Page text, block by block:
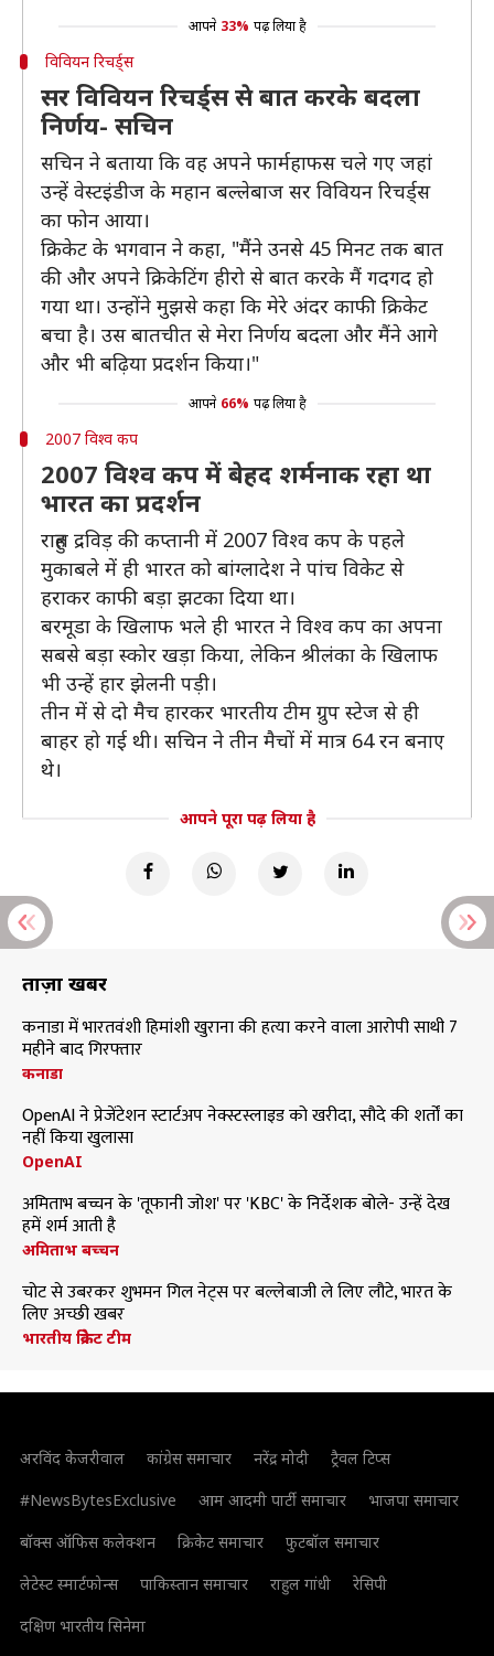
आपने 33% पढ़ लिया है
विवियन रिचर्ड्स
सर विवियन रिचर्ड्स से बात करके बदला
निर्णय- सचिन
सचिन ने बताया कि वह अपने फार्महाफस चले गए जहां
उन्हें वेस्टइंडीज के महान बल्लेबाज सर विवियन रिचर्ड्स
का फोन आया।
क्रिकेट के भगवान ने कहा, "मैंने उनसे 45 मिनट तक बात
की और अपने क्रिकेटिंग हीरो से बात करके मैं गदगद हो
गया था। उन्होंने मुझसे कहा कि मेरे अंदर काफी क्रिकेट
बचा है। उस बातचीत से मेरा निर्णय बदला और मैंने आगे
और भी बढ़िया प्रदर्शन किया।"
आपने 66% पढ़ लिया है
2007 विश्व कप
2007 विश्व कप में बेहद शर्मनाक रहा था
भारत का प्रदर्शन
राहुल द्रविड़ की कप्तानी में 2007 विश्व कप के पहले
मुकाबले में ही भारत को बांग्लादेश ने पांच विकेट से
हराकर काफी बड़ा झटका दिया था।
बरमूडा के खिलाफ भले ही भारत ने विश्व कप का अपना
सबसे बड़ा स्कोर खड़ा किया, लेकिन श्रीलंका के खिलाफ
भी उन्हें हार झेलनी पड़ी।
तीन में से दो मैच हारकर भारतीय टीम ग्रुप स्टेज से ही
बाहर हो गई थी। सचिन ने तीन मैचों में मात्र 64 रन बनाए
थे।
आपने पूरा पढ़ लिया है
ताज़ा खबरें
कनाडा में भारतवंशी हिमांशी खुराना की हत्या करने वाला आरोपी साथी 7
महीने बाद गिरफ्तार
कनाडा
OpenAI ने प्रेजेंटेशन स्टार्टअप नेक्स्टस्लाइड को खरीदा, सौदे की शर्तों का
नहीं किया खुलासा
OpenAI
अमिताभ बच्चन के 'तूफानी जोश' पर 'KBC' के निर्देशक बोले- उन्हें देख
हमें शर्म आती है
अमिताभ बच्चन
चोट से उबरकर शुभमन गिल नेट्स पर बल्लेबाजी ले लिए लौटे, भारत के
लिए अच्छी खबर
भारतीय क्रिकेट टीम
अरविंद केजरीवाल कांग्रेस समाचार नरेंद्र मोदी
ट्रैवल टिप्स
#NewsBytesExclusive
आम आदमी पार्टी समाचार
भाजपा समाचार
बॉक्स ऑफिस कलेक्शन
क्रिकेट समाचार
फुटबॉल समाचार
लेटेस्ट स्मार्टफोन्स
पाकिस्तान समाचार राहुल गांधी
रेसिपी
दक्षिण भारतीय सिनेमा